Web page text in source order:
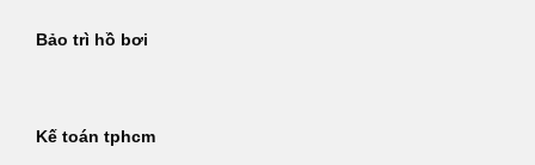
Bảo trì hồ bơi
Kế toán tphcm